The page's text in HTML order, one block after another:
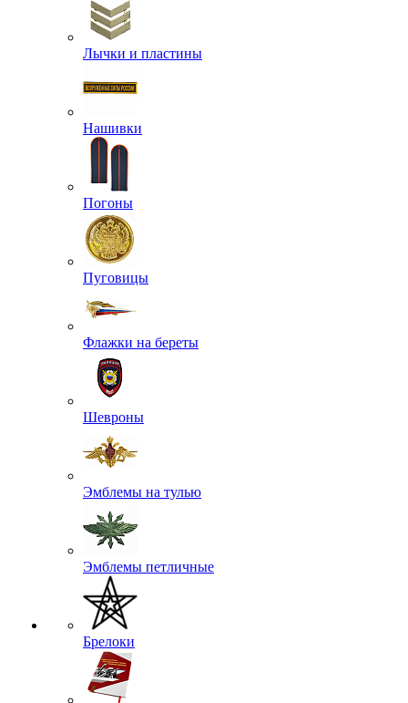
Лычки и пластины
Нашивки
Погоны
Пуговицы
Флажки на береты
Шевроны
Эмблемы на тулью
Эмблемы петличные
Брелоки